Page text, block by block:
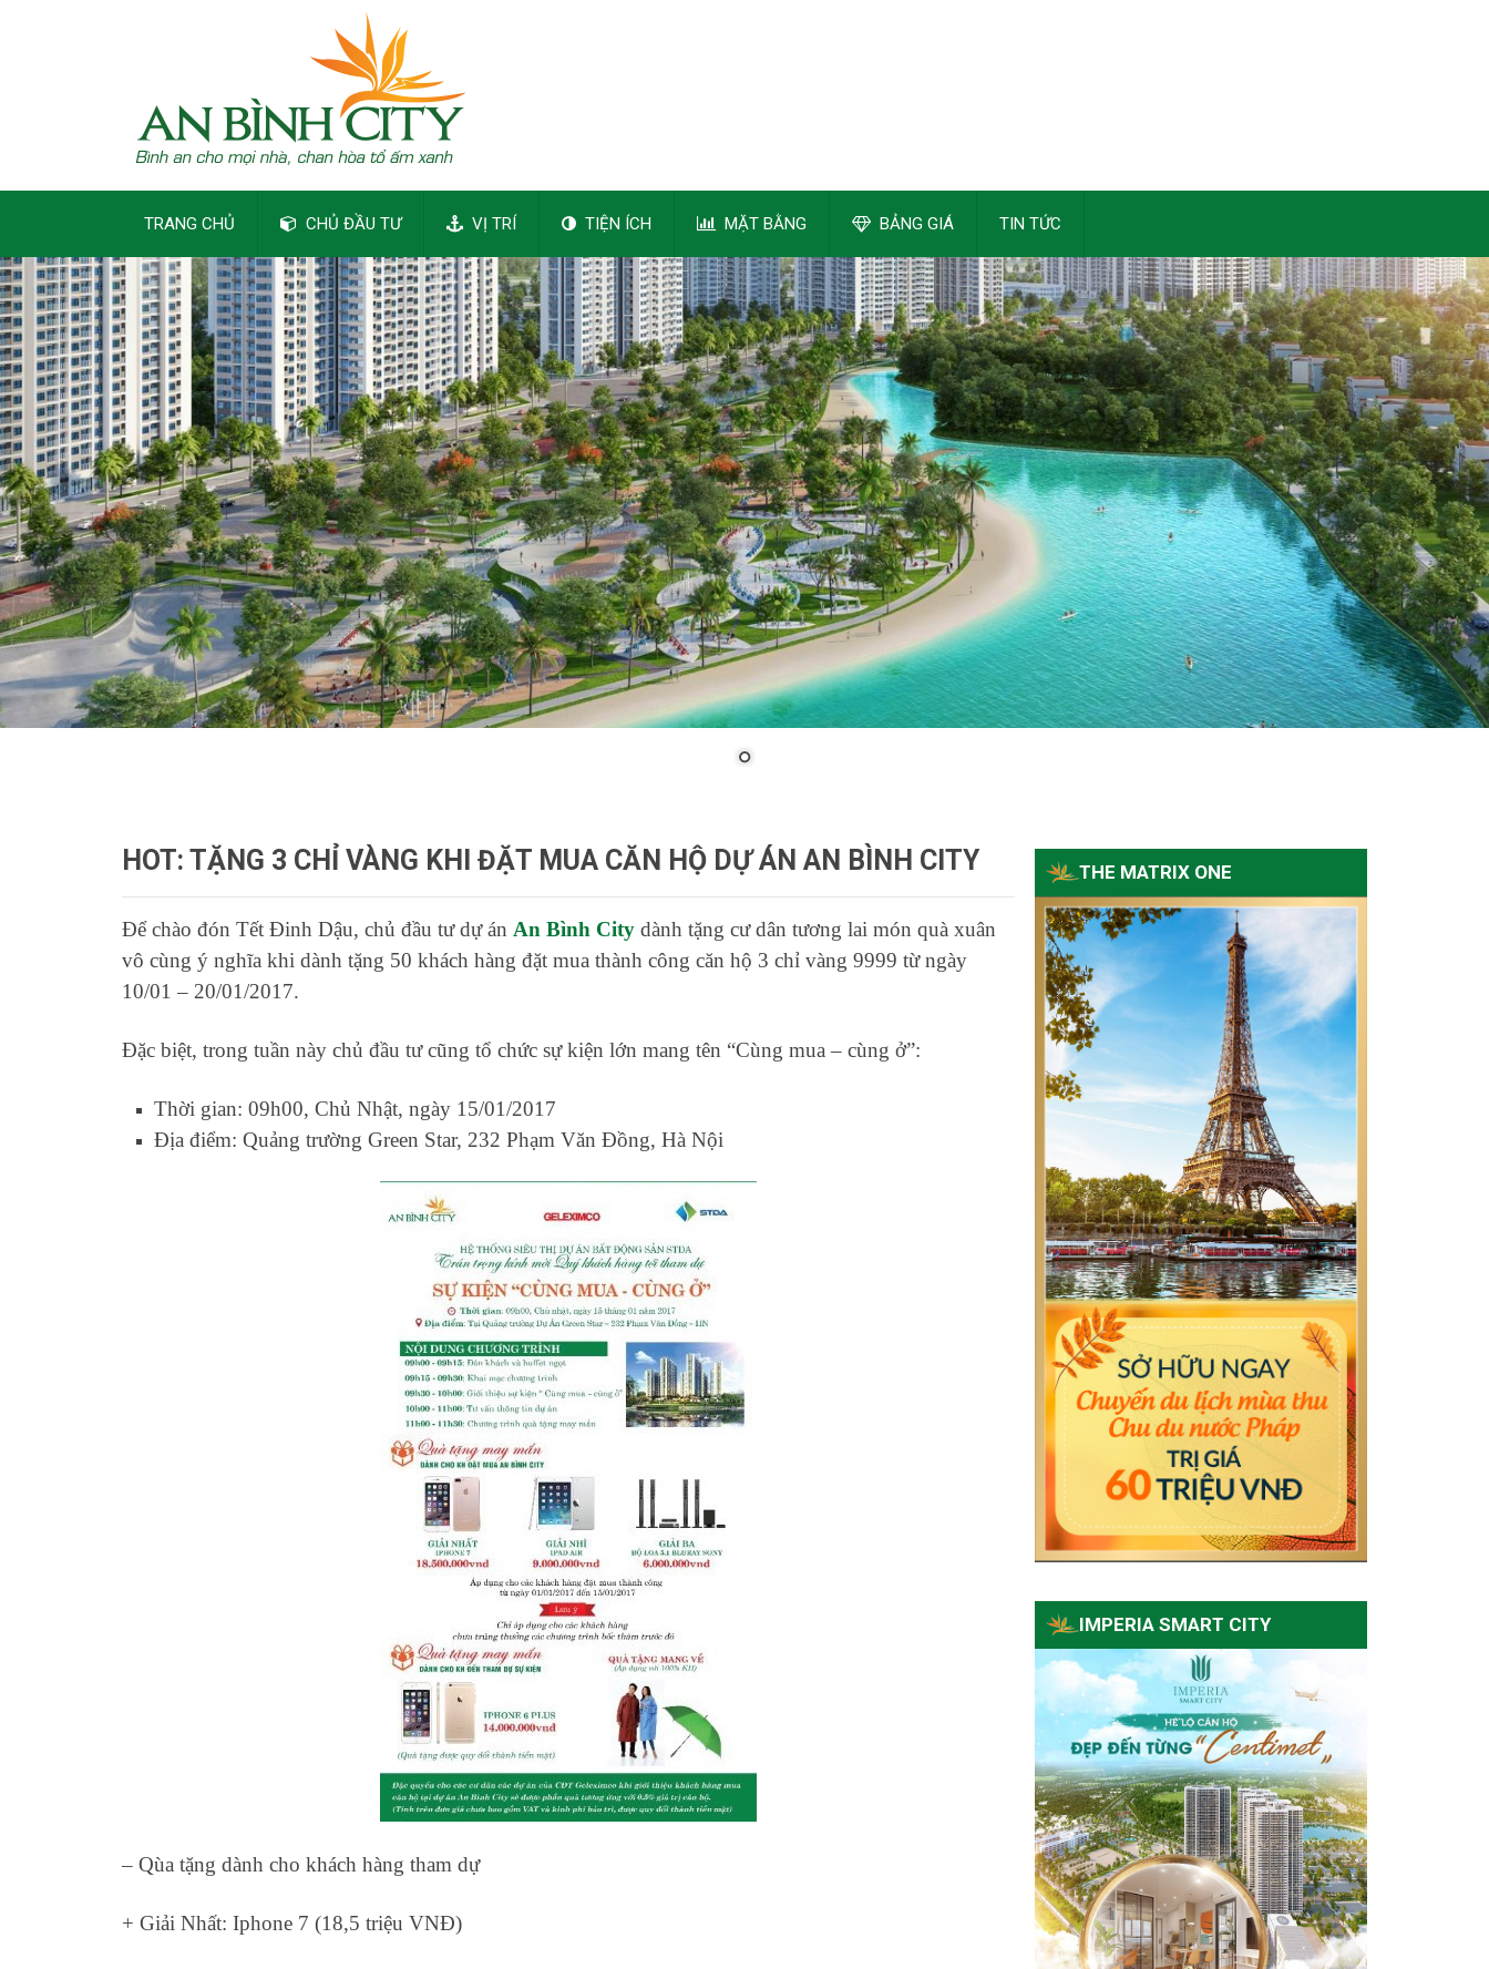
TRANG CHỦ CHỦ ĐẦU TƯ VỊ TRÍ TIỆN ÍCH MẶT BẰNG BẢNG GIÁ TIN TỨC
HOT: TẶNG 3 CHỈ VÀNG KHI ĐẶT MUA CĂN HỘ DỰ ÁN AN BÌNH CITY
Để chào đón Tết Đinh Dậu, chủ đầu tư dự án An Bình City dành tặng cư dân tương lai món quà xuân
vô cùng ý nghĩa khi dành tặng 50 khách hàng đặt mua thành công căn hộ 3 chỉ vàng 9999 từ ngày
10/01 – 20/01/2017.
Đặc biệt, trong tuần này chủ đầu tư cũng tổ chức sự kiện lớn mang tên “Cùng mua – cùng ở”:
Thời gian: 09h00, Chủ Nhật, ngày 15/01/2017
Địa điểm: Quảng trường Green Star, 232 Phạm Văn Đồng, Hà Nội
– Qùa tặng dành cho khách hàng tham dự
+ Giải Nhất: Iphone 7 (18,5 triệu VNĐ)
THE MATRIX ONE
IMPERIA SMART CITY